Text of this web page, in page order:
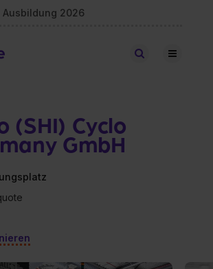
Ausbildung 2026
Stellen finden
(SHI) Cyclo
GmbH